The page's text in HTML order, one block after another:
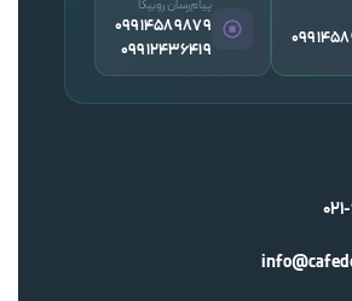
پیام‌رسان روبیکا
09914589879
09912436419